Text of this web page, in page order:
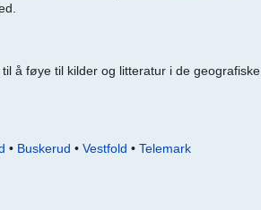
å føye til kilder og litteratur i de geografiske
• Buskerud • Vestfold • Telemark